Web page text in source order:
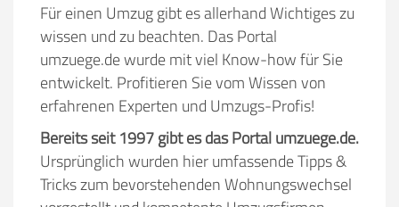
Für einen Umzug gibt es allerhand Wichtiges zu
wissen und zu beachten. Das Portal
umzuege.de wurde mit viel Know-how für Sie
entwickelt. Profitieren Sie vom Wissen von
erfahrenen Experten und Umzugs-Profis!
Bereits seit 1997 gibt es das Portal umzuege.de.
Ursprünglich wurden hier umfassende Tipps &
Tricks zum bevorstehenden Wohnungswechsel